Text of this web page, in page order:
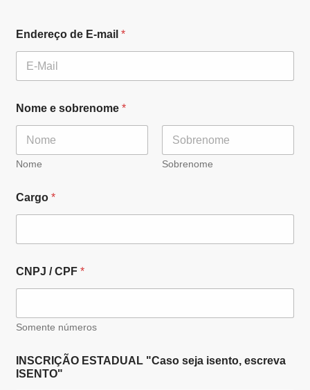
Endereço de E-mail *
Nome e sobrenome *
Nome Sobrenome
Cargo *
CNPJ / CPF *
Somente números
INSCRIÇÃO ESTADUAL "Caso seja isento, escreva
ISENTO"